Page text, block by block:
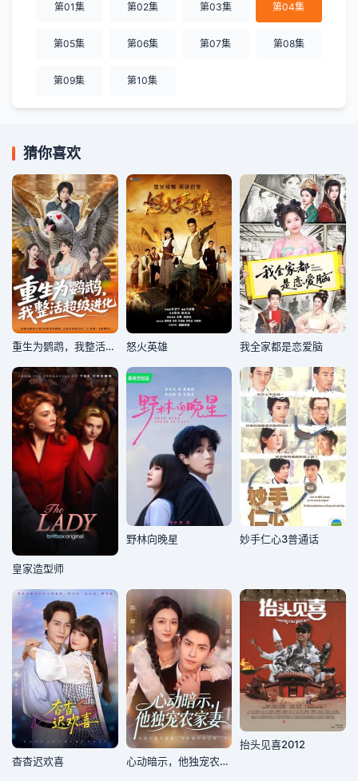
第01集 第02集 第03集 第04集
第05集 第06集 第07集 第08集
第09集 第10集
猜你喜欢
重生为鹦鹉，我整活超级进化 怒火英雄 我全家都是恋爱脑
皇家造型师
野林向晚星 妙手仁心3普通话
杳杳迟欢喜 心动暗示，他独宠农家妻
抬头见喜2012